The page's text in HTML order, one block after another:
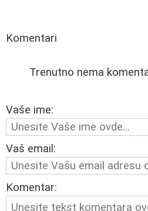
Komentari
Trenutno nema
Vaše ime:
Vaš email:
Komentar: